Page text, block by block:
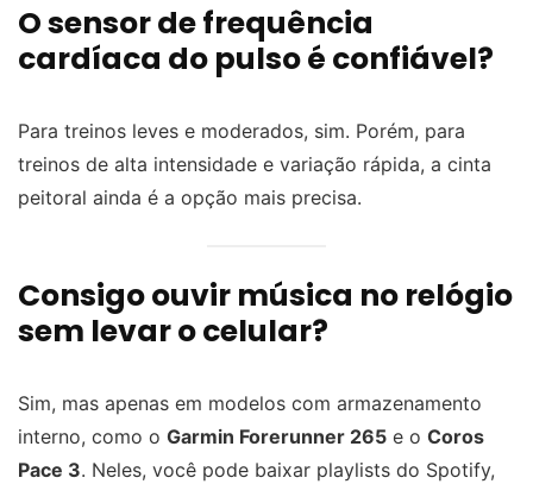
O sensor de frequência
cardíaca do pulso é confiável?
Para treinos leves e moderados, sim. Porém, para
treinos de alta intensidade e variação rápida, a cinta
peitoral ainda é a opção mais precisa.
Consigo ouvir música no relógio
sem levar o celular?
Sim, mas apenas em modelos com armazenamento
interno, como o Garmin Forerunner 265 e o Coros
Pace 3. Neles, você pode baixar playlists do Spotify,